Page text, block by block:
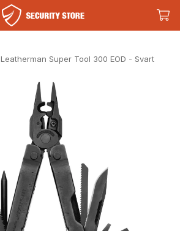
Leatherman Super Tool 300 EOD - Svart